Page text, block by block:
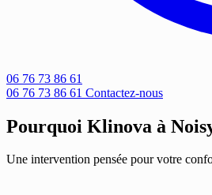
06 76 73 86 61
06 76 73 86 61 Contactez-nous
Pourquoi Klinova à
Une intervention pensée pour votre